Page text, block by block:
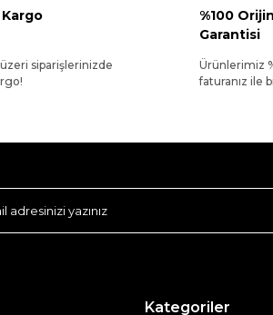
siparişlerinizde
%100
Garantisi
Ürünlerimiz
faturanız ile
Kategoriler